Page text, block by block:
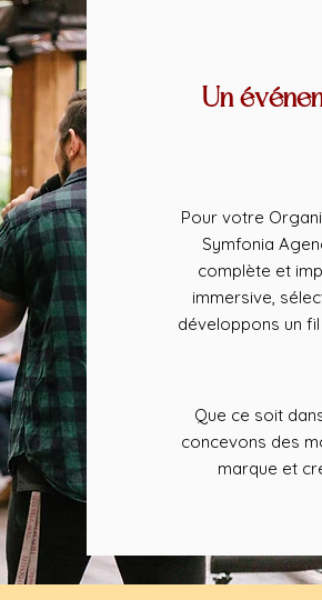
Un
Pour votre
Symfonia
complète et
immersive,
développons un
Que ce soit
concevons des
marque et